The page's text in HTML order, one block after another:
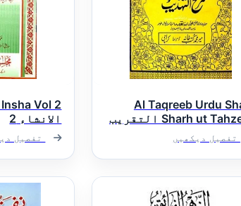
Al Taqreeb Urdu
Sharh ut Tahzeeb التقریب
شرح شرح تھذیب
تفصیل دیکھیں
الانشاء 2
تفصیل